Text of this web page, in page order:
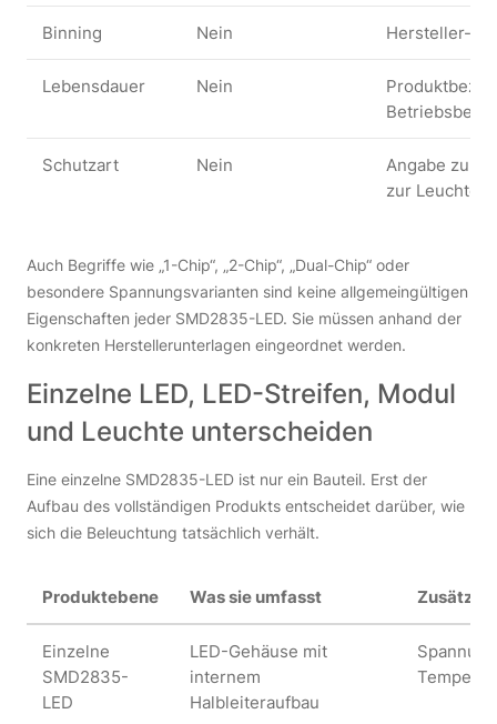
Binning Nein Hersteller-
Lebensdauer Nein
Schutzart Nein
Angabe zum
zur Leuchte
Auch Begriffe wie „1-Chip“, „2-Chip“, „Dual-Chip“ oder
besondere Spannungsvarianten sind keine allgemeingültigen
Eigenschaften jeder SMD2835-LED. Sie müssen anhand der
konkreten Herstellerunterlagen eingeordnet werden.
Einzelne LED, LED-Streifen, Modul
und Leuchte unterscheiden
Eine einzelne SMD2835-LED ist nur ein Bauteil. Erst der
Aufbau des vollständigen Produkts entscheidet darüber, wie
sich die Beleuchtung tatsächlich verhält.
Produktebene Was sie umfasst
Einzelne
SMD2835-
LED
LED-Gehäuse mit
internem
Halbleiteraufbau